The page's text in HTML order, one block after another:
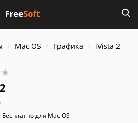
Mac OS Графика iVista 2
Бесплатно для Mac OS